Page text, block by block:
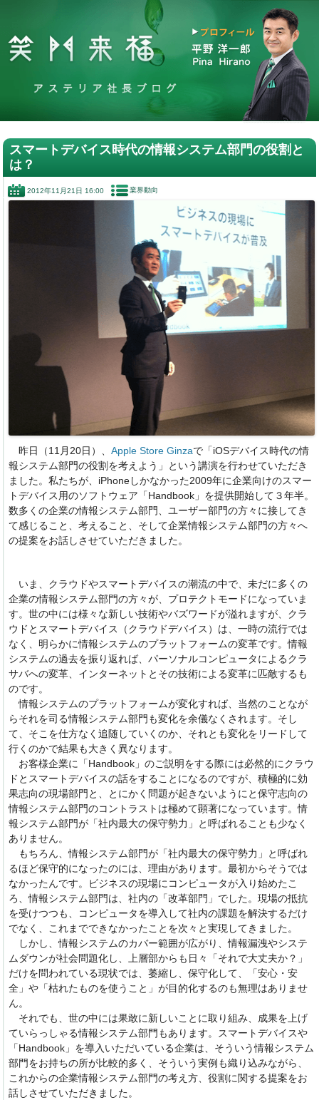
スマートデバイス時代の情報システム部門の役割と
は？
2012年11月21日 16:00 業界動向
昨日（11月20日）、Apple Store Ginzaで「iOSデバイス時代の情
報システム部門の役割を考えよう」という講演を行わせていただき
ました。私たちが、iPhoneしかなかった2009年に企業向けのスマー
トデバイス用のソフトウェア「Handbook」を提供開始して３年半。
数多くの企業の情報システム部門、ユーザー部門の方々に接してき
て感じること、考えること、そして企業情報システム部門の方々へ
の提案をお話しさせていただきました。
いま、クラウドやスマートデバイスの潮流の中で、未だに多くの
企業の情報システム部門の方々が、プロテクトモードになっていま
す。世の中には様々な新しい技術やバズワードが溢れますが、クラ
ウドとスマートデバイス（クラウドデバイス）は、一時の流行では
なく、明らかに情報システムのプラットフォームの変革です。情報
システムの過去を振り返れば、パーソナルコンピュータによるクラ
サバへの変革、インターネットとその技術による変革に匹敵するも
のです。
情報システムのプラットフォームが変化すれば、当然のことなが
らそれを司る情報システム部門も変化を余儀なくされます。そし
て、そこを仕方なく追随していくのか、それとも変化をリードして
行くのかで結果も大きく異なります。
お客様企業に「Handbook」のご説明をする際には必然的にクラウ
ドとスマートデバイスの話をすることになるのですが、積極的に効
果志向の現場部門と、とにかく問題が起きないようにと保守志向の
情報システム部門のコントラストは極めて顕著になっています。情
報システム部門が「社内最大の保守勢力」と呼ばれることも少なく
ありません。
もちろん、情報システム部門が「社内最大の保守勢力」と呼ばれ
るほど保守的になったのには、理由があります。最初からそうでは
なかったんです。ビジネスの現場にコンピュータが入り始めたこ
ろ、情報システム部門は、社内の「改革部門」でした。現場の抵抗
を受けつつも、コンピュータを導入して社内の課題を解決するだけ
でなく、これまでできなかったことを次々と実現してきました。
しかし、情報システムのカバー範囲が広がり、情報漏洩やシステ
ムダウンが社会問題化し、上層部からも日々「それで大丈夫か？」
だけを問われている現状では、萎縮し、保守化して、「安心・安
全」や「枯れたものを使うこと」が目的化するのも無理はありませ
ん。
それでも、世の中には果敢に新しいことに取り組み、成果を上げ
ていらっしゃる情報システム部門もあります。スマートデバイスや
「Handbook」を導入いただいている企業は、そういう情報システム
部門をお持ちの所が比較的多く、そういう実例も織り込みながら、
これからの企業情報システム部門の考え方、役割に関する提案をお
話しさせていただきました。